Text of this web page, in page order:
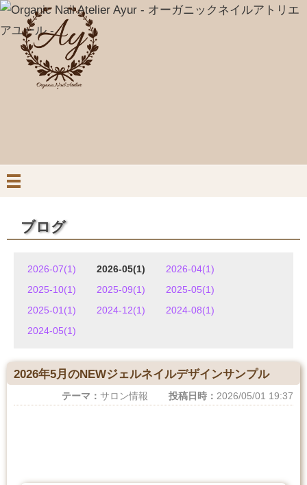
ブログ
2026-07(1) 2026-05(1)
2026-04(1)
2025-10(1)
2025-09(1)
2025-05(1)
2025-01(1)
2024-12(1)
2024-08(1)
2024-05(1)
2026年5月のNEWジェルネイルデザインサンプル
テーマ： サロン情報 投稿日時： 2026/05/01 19:37